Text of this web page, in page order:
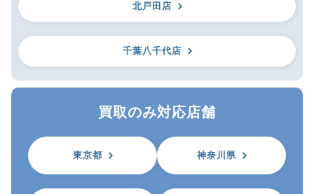
北戸田店
千葉八千代店
買取のみ対応店舗
東京都 神奈川県